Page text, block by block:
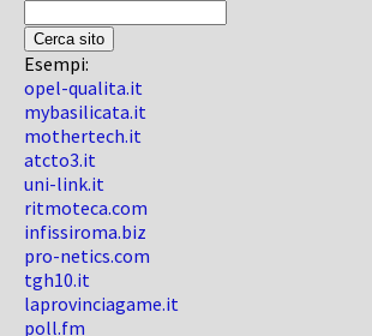
Esempi:
opel-qualita.it
mybasilicata.it
mothertech.it
atcto3.it
uni-link.it
ritmoteca.com
infissiroma.biz
pro-netics.com
tgh10.it
laprovinciagame.it
poll.fm